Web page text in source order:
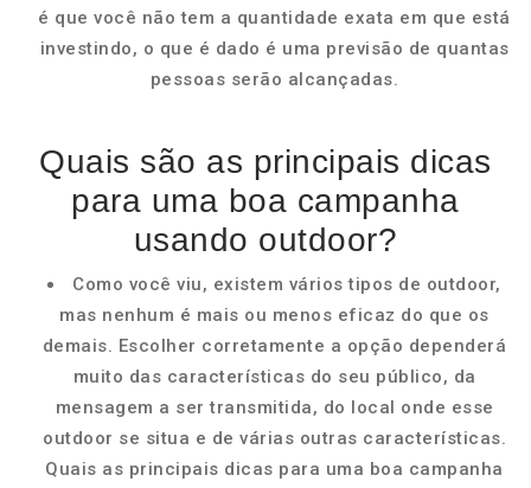
é que você não tem a quantidade exata em que está
investindo, o que é dado é uma previsão de quantas
pessoas serão alcançadas.
Quais são as principais dicas
para uma boa campanha
usando outdoor?
Como você viu, existem vários tipos de outdoor,
mas nenhum é mais ou menos eficaz do que os
demais. Escolher corretamente a opção dependerá
muito das características do seu público, da
mensagem a ser transmitida, do local onde esse
outdoor se situa e de várias outras características.
Quais as principais dicas para uma boa campanha